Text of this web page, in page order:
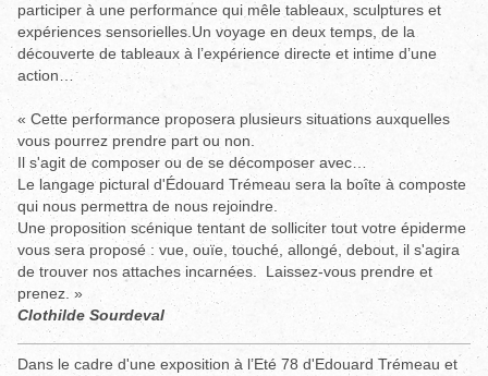
participer à une performance qui mêle tableaux, sculptures et
expériences sensorielles.Un voyage en deux temps, de la
découverte de tableaux à l’expérience directe et intime d’une
action…
« Cette performance proposera plusieurs situations auxquelles
vous pourrez prendre part ou non.
Il s'agit de composer ou de se décomposer avec…
Le langage pictural d'Édouard Trémeau sera la boîte à composte
qui nous permettra de nous rejoindre.
Une proposition scénique tentant de solliciter tout votre épiderme
vous sera proposé : vue, ouïe, touché, allongé, debout, il s'agira
de trouver nos attaches incarnées. Laissez-vous prendre et
prenez. »
Clothilde Sourdeval
Dans le cadre d'une exposition à l’Eté 78 d'Edouard Trémeau et